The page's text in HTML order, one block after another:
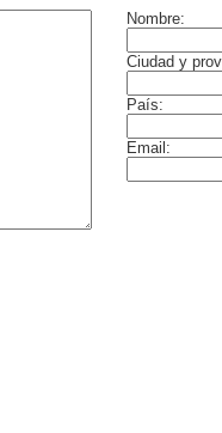
Nombre:
Ciudad y
País:
Email: